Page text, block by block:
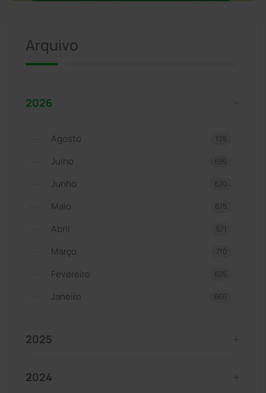
Arquivo
2026
Agosto 125
Julho 695
Junho 620
Maio 675
Abril 671
Março 710
Fevereiro 625
Janeiro 660
2025
2024